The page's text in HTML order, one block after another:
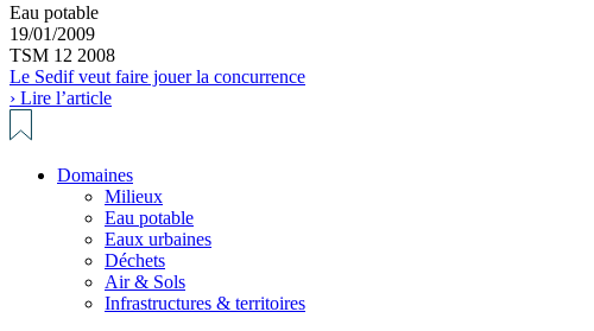
Eau potable
19/01/2009
TSM 12 2008
Le Sedif veut faire jouer la concurrence
› Lire l’article
Domaines
Milieux
Eau potable
Eaux urbaines
Déchets
Air & Sols
Infrastructures & territoires